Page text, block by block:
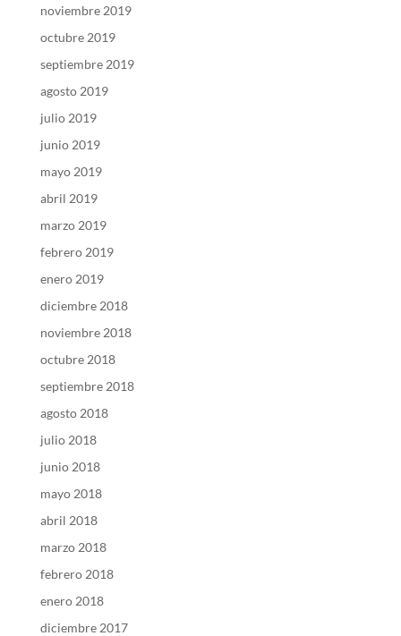
noviembre 2019
octubre 2019
septiembre 2019
agosto 2019
julio 2019
junio 2019
mayo 2019
abril 2019
marzo 2019
febrero 2019
enero 2019
diciembre 2018
noviembre 2018
octubre 2018
septiembre 2018
agosto 2018
julio 2018
junio 2018
mayo 2018
abril 2018
marzo 2018
febrero 2018
enero 2018
diciembre 2017